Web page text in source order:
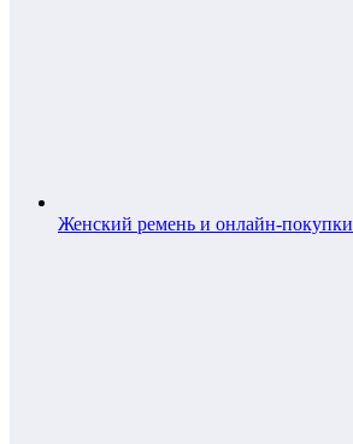
Женский ремень и онлайн-покупки